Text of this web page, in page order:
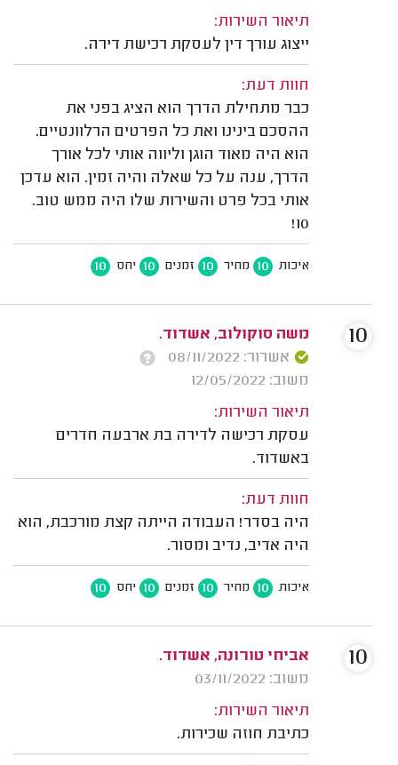
תיאור השירות:
ייצוג עורך דין לעסקת רכישת דירה.
חוות דעת:
כבר מתחילת הדרך הוא הציג בפני את
ההסכם בינינו ואת כל הפרטים הרלוונטיים.
הוא היה מאוד הוגן וליווה אותי לכל אורך
הדרך, ענה על כל שאלה והיה זמין. הוא עדכן
אותי בכל פרט והשירות שלו היה ממש טוב.
10!
איכות 10 מחיר 10 זמנים 10 יחס 10
משה סוקולוב, אשדוד.
אשרור: 08/11/2022
משוב: 12/05/2022
תיאור השירות:
עסקת רכישה לדירה בת ארבעה חדרים
באשדוד.
חוות דעת:
היה בסדר! העבודה הייתה קצת מורכבת, הוא
היה אדיב, נדיב ומסור.
איכות 10 מחיר 10 זמנים 10 יחס 10
10
אביחי טורונה, אשדוד.
משוב: 03/11/2022
תיאור השירות:
כתיבת חוזה שכירות.
10